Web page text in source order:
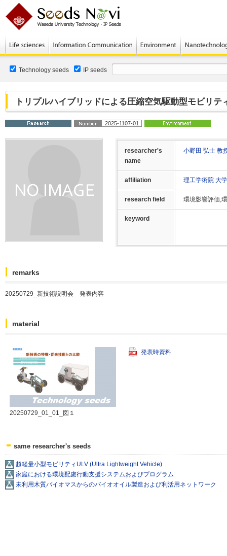
Technology seeds IP seeds
トリプルハイブリッドによる圧縮空気駆動型モビリテ
2025-1107-01
researcher's
name
小野田 弘士 教
affiliation 理工学術院 大
research field 環境影響評価,
keyword
remarks
20250729_新技術説明会 発表内容
material
20250729_01_01_図１
発表時資料
same researcher's seeds
超軽量小型モビリティULV (Ultra Lightweight Vehicle)
家庭における環境配慮行動支援システムおよびプログラム
未利用木質バイオマスからのバイオオイル製造および利活用ネットワーク